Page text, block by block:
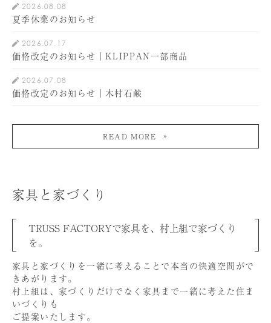
2026.08.08
夏季休業のお知らせ
2026.07.17
価格改定のお知らせ｜KLIPPAN一部商品
2026.07.08
価格改定のお知らせ｜木村石鹸
READ MORE
家具と家づくり
TRUSS FACTORYで家具を、村上組で家づくり
を。
家具と家づくりを⼀緒に考えることで本当の快適空間がで
きあがります。
村上組は、家づくりだけでなく家具まで⼀緒に考えた住ま
いづくりも
ご提案いたします。